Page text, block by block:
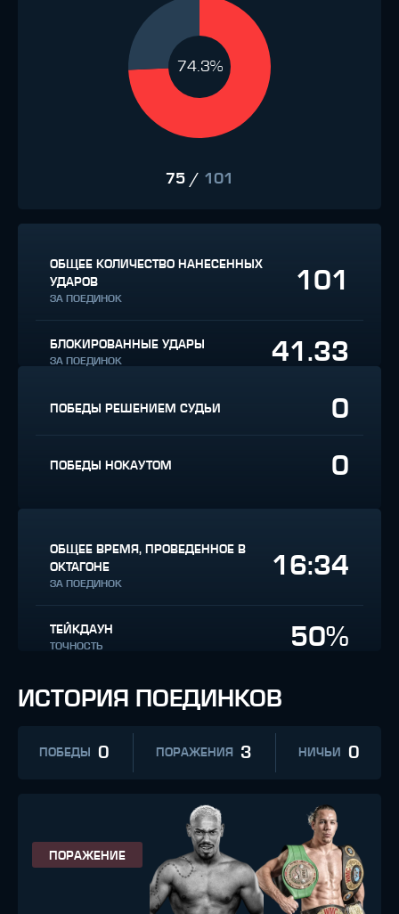
74.3%
75 / 101
ОБЩЕЕ КОЛИЧЕСТВО НАНЕСЕННЫХ
УДАРОВ
ЗА ПОЕДИНОК
101
БЛОКИРОВАННЫЕ УДАРЫ
ЗА ПОЕДИНОК 41.33
ПОБЕДЫ РЕШЕНИЕМ СУДЬИ 0
ПОБЕДЫ НОКАУТОМ 0
ОБЩЕЕ ВРЕМЯ, ПРОВЕДЕННОЕ В
ОКТАГОНЕ
ЗА ПОЕДИНОК
16:34
ТЕЙКДАУН
ТОЧНОСТЬ 50%
ИСТОРИЯ ПОЕДИНКОВ
ПОБЕДЫ 0 ПОРАЖЕНИЯ 3 НИЧЬИ 0
ПОРАЖЕНИЕ